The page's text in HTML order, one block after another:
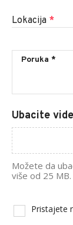
Lokacija *
Ubacite
Možete da
više od 25 MB.
Pristajete